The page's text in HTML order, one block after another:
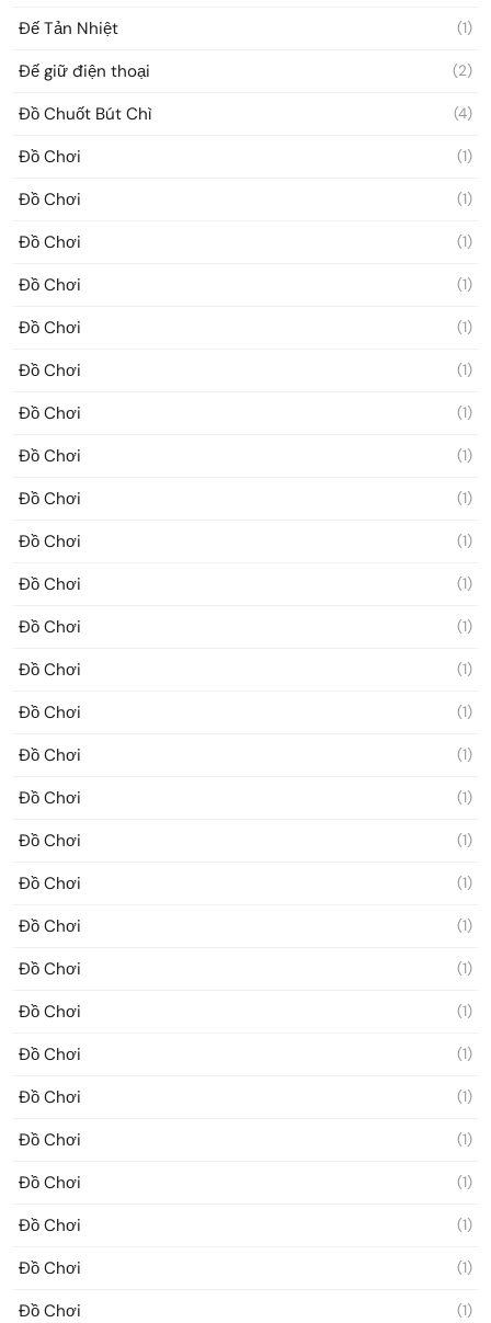
Đế Tản Nhiệt (1)
Đế giữ điện thoại (2)
Đồ Chuốt Bút Chì (4)
Đồ Chơi (1)
Đồ Chơi (1)
Đồ Chơi (1)
Đồ Chơi (1)
Đồ Chơi (1)
Đồ Chơi (1)
Đồ Chơi (1)
Đồ Chơi (1)
Đồ Chơi (1)
Đồ Chơi (1)
Đồ Chơi (1)
Đồ Chơi (1)
Đồ Chơi (1)
Đồ Chơi (1)
Đồ Chơi (1)
Đồ Chơi (1)
Đồ Chơi (1)
Đồ Chơi (1)
Đồ Chơi (1)
Đồ Chơi (1)
Đồ Chơi (1)
Đồ Chơi (1)
Đồ Chơi (1)
Đồ Chơi (1)
Đồ Chơi (1)
Đồ Chơi (1)
Đồ Chơi (1)
Đồ Chơi (1)